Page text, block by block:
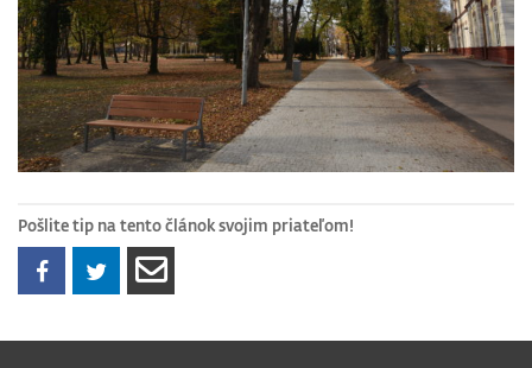
Pošlite tip na tento článok svojim priateľom!